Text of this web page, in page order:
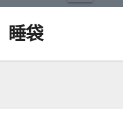
睡袋